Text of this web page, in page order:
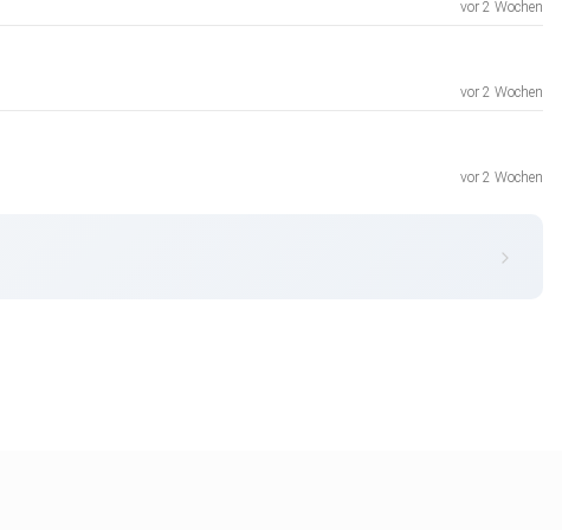
vor 2 Wochen
vor 2 Wochen
vor 2 Wochen